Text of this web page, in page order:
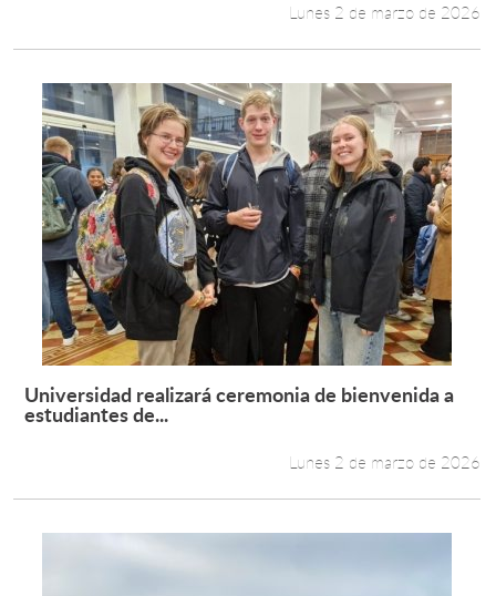
Lunes 2 de marzo de 2026
Leer más +
Universidad realizará ceremonia de bienvenida a
estudiantes de...
Lunes 2 de marzo de 2026